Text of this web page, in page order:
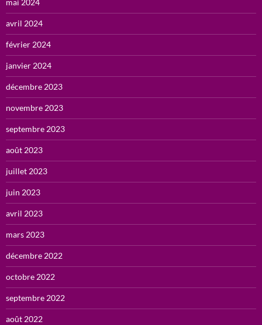
avril 2024
février 2024
janvier 2024
décembre 2023
novembre 2023
septembre 2023
août 2023
juillet 2023
juin 2023
avril 2023
mars 2023
décembre 2022
octobre 2022
septembre 2022
août 2022